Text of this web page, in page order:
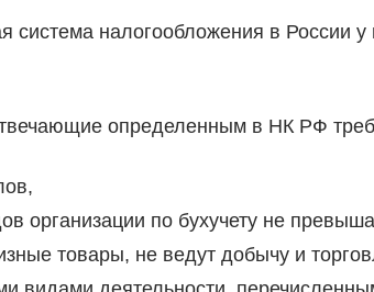
система налогообложения в России у
определенным в НК РФ
организации по бухучету не
товары, не ведут добычу и